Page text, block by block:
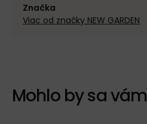
Značka
Viac od značky NEW GARDEN
Mohlo by sa